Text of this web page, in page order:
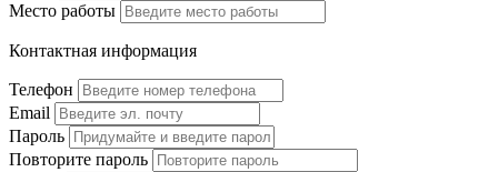
Место работы
Контактная информация
Телефон
Email
Пароль
Повторите пароль